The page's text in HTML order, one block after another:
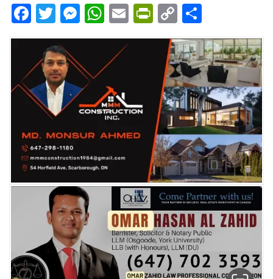
Facebook
Twitter
Messenger
WhatsApp
EmailPrintFriendly
Copy
Link